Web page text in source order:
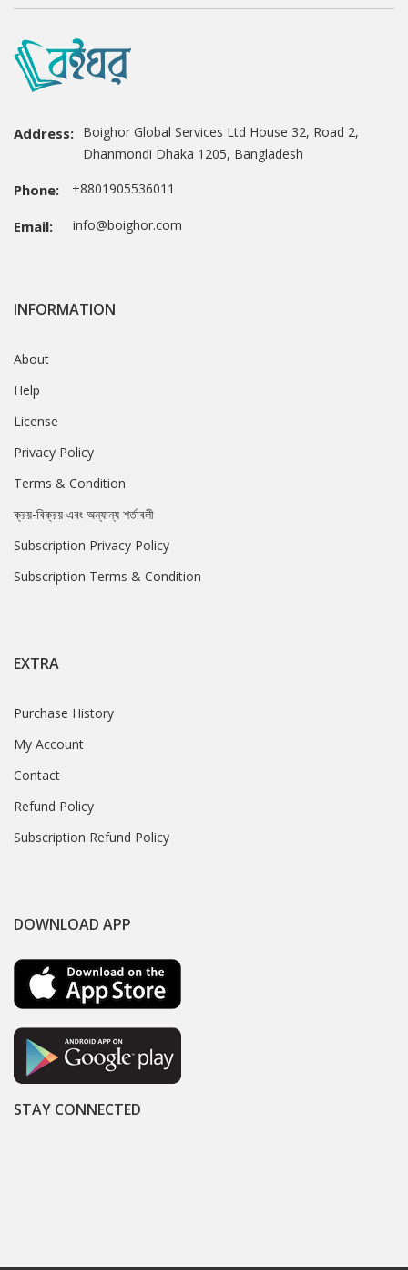
Address: Boighor Global Services Ltd House 32, Road 2,
Dhanmondi Dhaka 1205, Bangladesh
Phone: +8801905536011
Email: info@boighor.com
INFORMATION
About
Help
License
Privacy Policy
Terms & Condition
ক্রয়-বিক্রয় এবং অন্যান্য শর্তাবলী
Subscription Privacy Policy
Subscription Terms & Condition
EXTRA
Purchase History
My Account
Contact
Refund Policy
Subscription Refund Policy
DOWNLOAD APP
STAY CONNECTED